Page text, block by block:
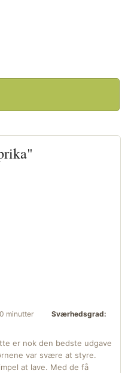
minutter
Sværhedsgrad:
er nok den bedste udgave
var svære at styre.
at lave. Med de få